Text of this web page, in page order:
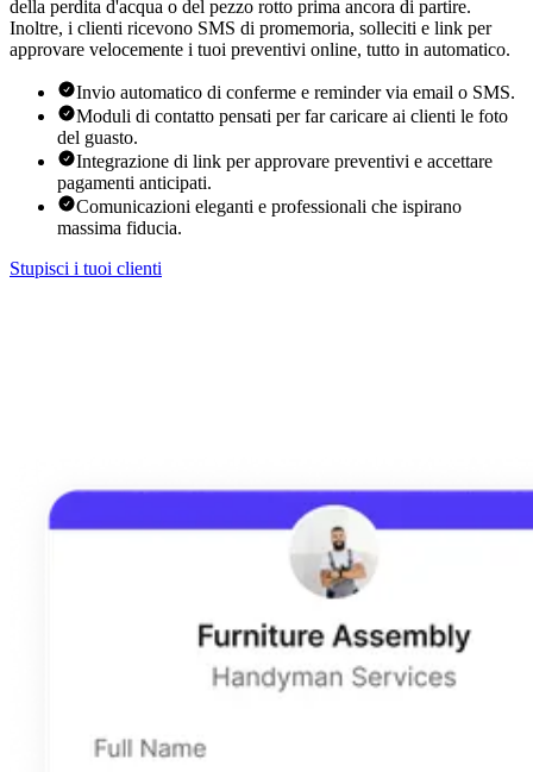
della perdita d'acqua o del pezzo rotto prima ancora di partire.
Inoltre, i clienti ricevono SMS di promemoria, solleciti e link per
approvare velocemente i tuoi preventivi online, tutto in automatico.
Invio automatico di conferme e reminder via email o SMS.
Moduli di contatto pensati per far caricare ai clienti le foto
del guasto.
Integrazione di link per approvare preventivi e accettare
pagamenti anticipati.
Comunicazioni eleganti e professionali che ispirano
massima fiducia.
Stupisci i tuoi clienti